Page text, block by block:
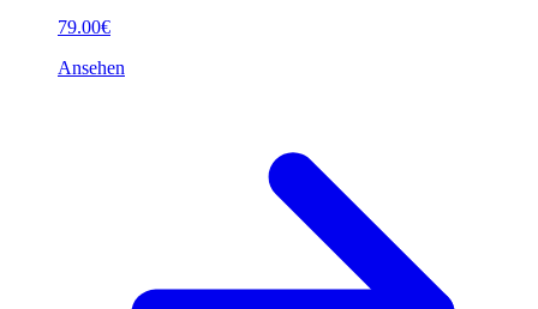
79.00€
Ansehen